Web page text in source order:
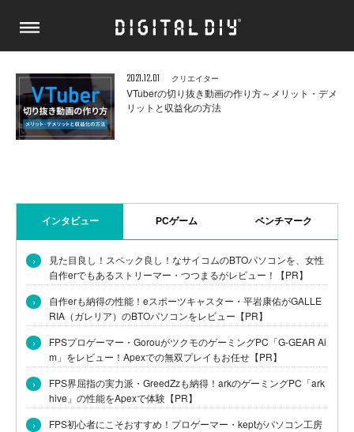
2021.12.01 クリエイター
VTuberの切り抜き動画の作り方～メリット・デメ
リットと収益化の方法
インタビュー PCゲーム ベンチマーク
›
見た目良し！スペック良し！なサイコムのBTOパソコンを、女性
自作erでもあるストリーマー・つつまるがレビュー！【PR】
›
自作erも納得の性能！eスポーツキャスター・平岩康佑がGALLE
RIA（ガレリア）のBTOパソコンをレビュー【PR】
›
FPSプロゲーマー・GorouがツクモのゲーミングPC「G-GEAR Ai
m」をレビュー！Apexでの無双プレイもお任せ【PR】
›
FPS界屈指の実力派・GreedZzも納得！arkのゲーミングPC「ark
hive」の性能をApexで体験【PR】
›
FPS初心者にこそおすすめ！プロゲーマー・keptがパソコン工房